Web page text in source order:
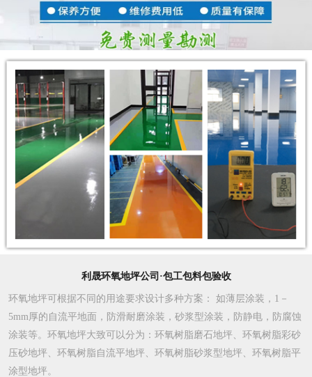
利晟环氧地坪公司·包工包料包验收
环氧地坪可根据不同的用途要求设计多种方案 ： 如薄层涂装，1－
5mm厚的自流平地面，防滑耐磨涂装，砂浆型涂装，防静电，防腐蚀
涂装等。环氧地坪大致可以分为：环氧树脂磨石地坪、环氧树脂彩砂
压砂地坪、环氧树脂自流平地坪、环氧树脂砂浆型地坪、环氧树脂平
涂型地坪。